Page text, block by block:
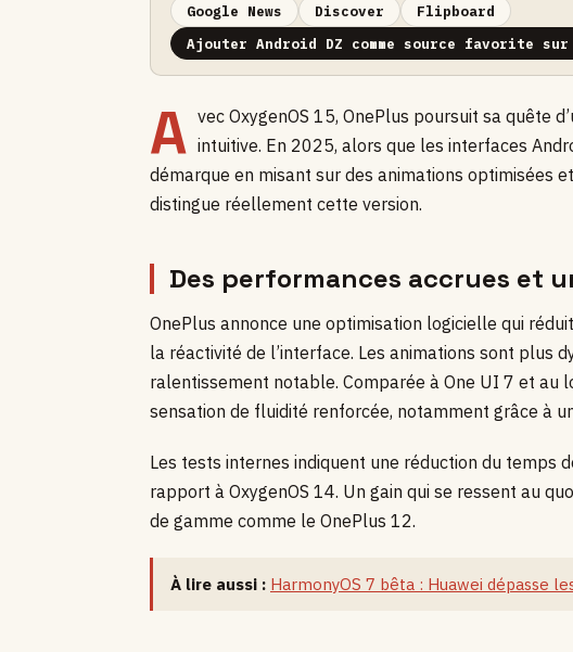
Google News Discover
Flipboard
Ajouter Android DZ comme source favorite sur
A vec OxygenOS 15, OnePlus poursuit sa quête
intuitive. En 2025, alors que les interfaces
démarque en misant sur des animations optimisées
distingue réellement cette version.
Des performances accrues et
OnePlus annonce une optimisation logicielle qui
la réactivité de l’interface. Les animations sont plus
ralentissement notable. Comparée à One UI 7 et au
sensation de fluidité renforcée, notamment grâce à
Les tests internes indiquent une réduction du temps
rapport à OxygenOS 14. Un gain qui se ressent au
de gamme comme le OnePlus 12.
À lire aussi : HarmonyOS 7 bêta : Huawei dépasse